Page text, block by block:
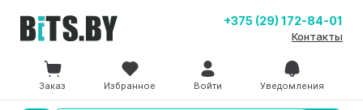
+375 (29) 172-84-01
Контакты
Заказ Избранное Войти Уведомления